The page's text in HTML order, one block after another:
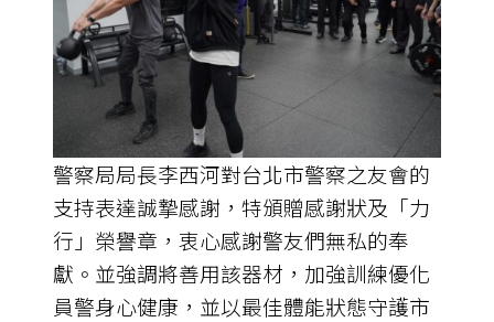
警察局局長李西河對台北市警察之友會的
支持表達誠摯感謝，特頒贈感謝狀及「力
行」榮譽章，衷心感謝警友們無私的奉
獻。並強調將善用該器材，加強訓練優化
員警身心健康，並以最佳體能狀態守護市